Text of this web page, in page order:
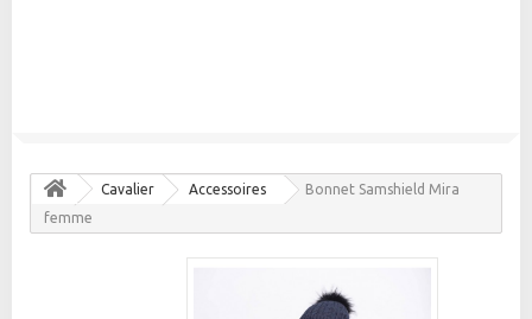
Cavalier Accessoires
Bonnet Samshield Mira
femme